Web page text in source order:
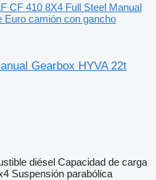
CF 410 8X4 Full Steel Manual
Euro camión con gancho
Gearbox HYVA 22t
diésel Capacidad de carga
Suspensión parabólica